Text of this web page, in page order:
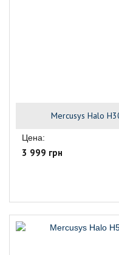
Mercusys Halo
Цена:
3 999 грн